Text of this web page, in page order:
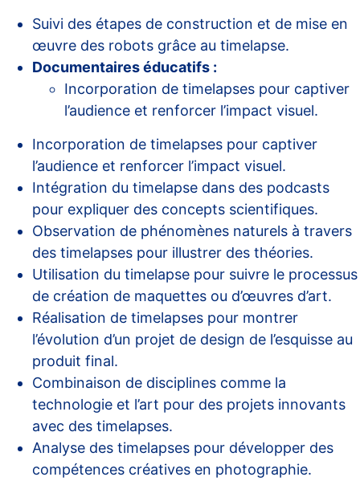
Suivi des étapes de construction et de mise en
œuvre des robots grâce au timelapse.
Documentaires éducatifs :
Incorporation de timelapses pour captiver
l’audience et renforcer l’impact visuel.
Incorporation de timelapses pour captiver
l’audience et renforcer l’impact visuel.
Intégration du timelapse dans des podcasts
pour expliquer des concepts scientifiques.
Observation de phénomènes naturels à travers
des timelapses pour illustrer des théories.
Utilisation du timelapse pour suivre le processus
de création de maquettes ou d’œuvres d’art.
Réalisation de timelapses pour montrer
l’évolution d’un projet de design de l’esquisse au
produit final.
Combinaison de disciplines comme la
technologie et l’art pour des projets innovants
avec des timelapses.
Analyse des timelapses pour développer des
compétences créatives en photographie.